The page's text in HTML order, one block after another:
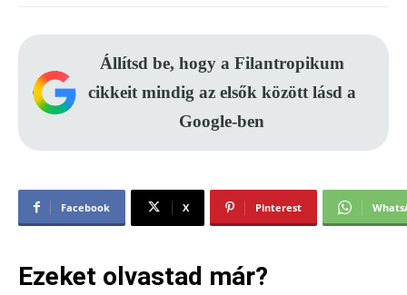
Állítsd be, hogy a Filantropikum
cikkeit mindig az elsők között lásd a
Google-ben
Facebook X Pinterest
Ezeket olvastad már?